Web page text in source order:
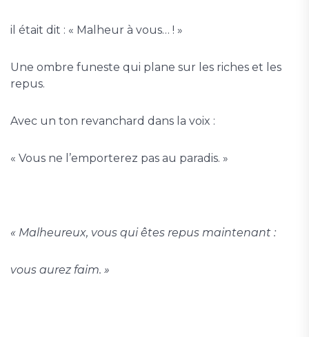
il était dit : « Malheur à vous… ! »
Une ombre funeste qui plane sur les riches et les
repus.
Avec un ton revanchard dans la voix :
« Vous ne l’emporterez pas au paradis. »
« Malheureux, vous qui êtes repus maintenant :
vous aurez faim. »